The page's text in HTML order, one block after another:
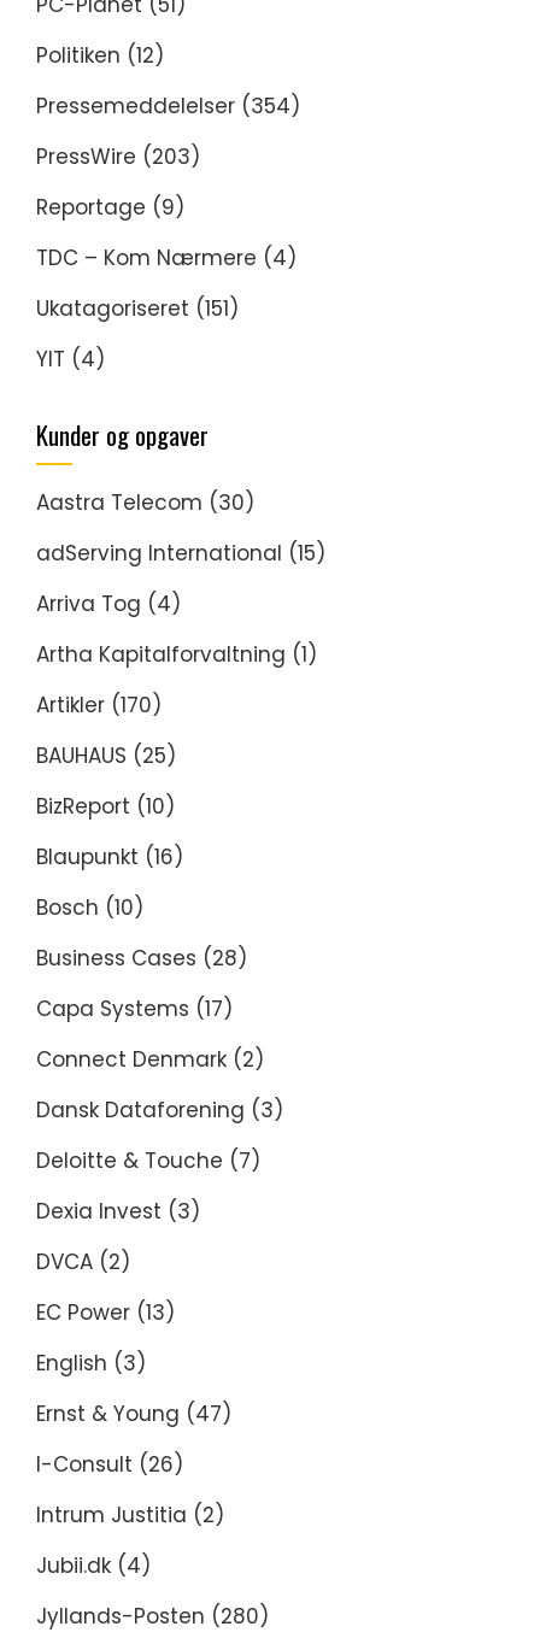
Politiken (12)
Pressemeddelelser (354)
PressWire (203)
Reportage (9)
TDC – Kom Nærmere (4)
Ukatagoriseret (151)
YIT (4)
Kunder og opgaver
Aastra Telecom (30)
adServing International (15)
Arriva Tog (4)
Artha Kapitalforvaltning (1)
Artikler (170)
BAUHAUS (25)
BizReport (10)
Blaupunkt (16)
Bosch (10)
Business Cases (28)
Capa Systems (17)
Connect Denmark (2)
Dansk Dataforening (3)
Deloitte & Touche (7)
Dexia Invest (3)
DVCA (2)
EC Power (13)
English (3)
Ernst & Young (47)
I-Consult (26)
Intrum Justitia (2)
Jubii.dk (4)
Jyllands-Posten (280)